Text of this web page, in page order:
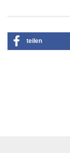
teilen